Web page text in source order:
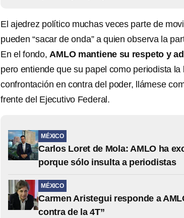
El ajedrez político muchas veces parte de
pueden “sacar de onda” a quien observa la
En el fondo,AMLO mantiene su respeto y
pero entiende que su papel como periodista
confrontación en contra del poder, llámese
frente del Ejecutivo Federal.
MÉXICO
Carlos Loret de Mola: AMLO ha
porque sólo insulta a periodistas
MÉXICO
Carmen Aristegui responde a
contra de la 4T”